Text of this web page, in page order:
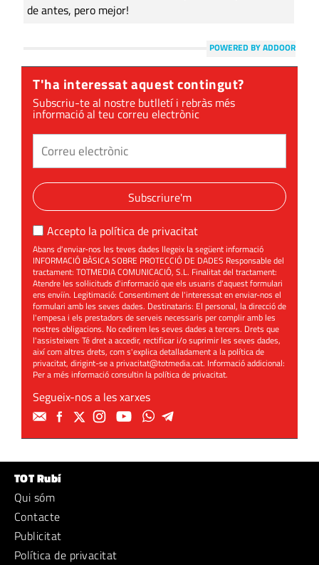
de antes, pero mejor!
POWERED BY ADDOOR
T'ha interessat aquest contingut?
Subscriu-te al nostre butlletí i rebràs més
informació al teu correu electrònic
Subscriure'm
Accepto la política de privacitat
Abans d'enviar-nos les teves dades llegeix la següent informació
INFORMACIÓ BÀSICA SOBRE PROTECCIÓ DE DADES Responsable del
tractament: TOTMEDIA COMUNICACIÓ, S.L. Finalitat del tractament:
Atendre les sol·licituds d'informació que els usuaris d'aquest formulari
ens enviïn. Legitimació: Consentiment de l'interessat en enviar-nos el
formulari amb les seves dades. Destinataris: El personal, la direcció de
l'empesa i els prestadors de serveis necessaris per complir amb les
nostres obligacions. No cedirem les seves dades a tercers. Drets que
l'assisteixen: Té dret a accedir, rectificar i/o suprimir les seves dades,
així com altres drets, com s'explica detalladament a la política de
privacitat, dirigint-se aprivacitat@totmedia.cat. Informació addicional:
Per a més informació consultin lapolítica de privacitat.
Segueix-nos a les xarxes
TOT Rubí
Qui sóm
Contacte
Publicitat
Política de privacitat